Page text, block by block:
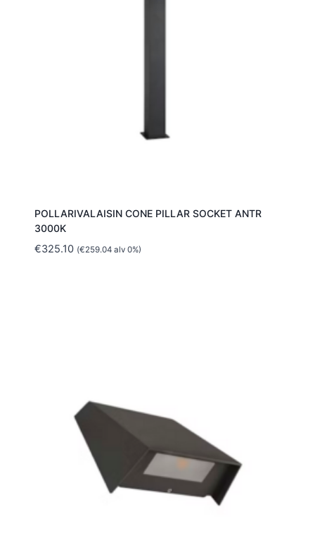
POLLARIVALAISIN CONE PILLAR SOCKET ANTR
3000K
€325.10 (€259.04alv 0%)